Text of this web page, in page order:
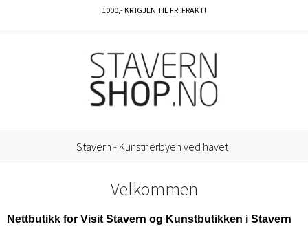
1000,- KR IGJEN TIL FRI FRAKT!
Stavern - Kunstnerbyen ved havet
Velkommen
Nettbutikk for Visit Stavern og Kunstbutikken i Stavern